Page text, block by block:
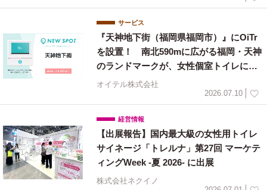
サービス
『天神地下街（福岡県福岡市）』にOiTr
を設置！ 南北590mに広がる福岡・天神
のランドマークが、女性個室トイレに生
理用ナプキンを常備
オイテル株式会社
2026.07.10
経営情報
【出展報告】国内最大級の女性用トイレ
サイネージ「トレルナ」第27回 マーケテ
ィングWeek -夏 2026- に出展
株式会社ネクイノ